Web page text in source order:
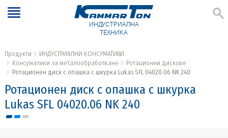
ИНДУСТРИАЛНА
ТЕХНИКА
Продукти
ИНДУСТРИАЛНИ КОНСУМАТИВИ
Консумативи за металообработване
Ротационни дискове
Ротационен диск с опашка с шкурка Lukas SFL 04020.06 NK 240
Ротационен диск с опашка с шкурка
Lukas SFL 04020.06 NK 240